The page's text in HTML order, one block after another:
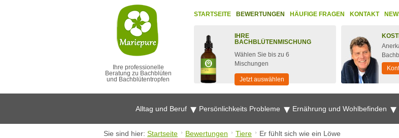
Ihre professionelle
Beratung zu Bachblüten
und Bachblütentropfen
STARTSEITE BEWERTUNGEN HÄUFIGE FRAGEN KONTAKT
IHRE
BACHBLÜTENMISCHUNG
Wählen Sie bis zu 6
Mischungen
Jetzt auswählen
Alltag und Beruf Persönlichkeits Probleme Ernährung und Wohlbefinden
Sie sind hier: Startseite Bewertungen Tiere Er fühlt sich wie ein Löwe